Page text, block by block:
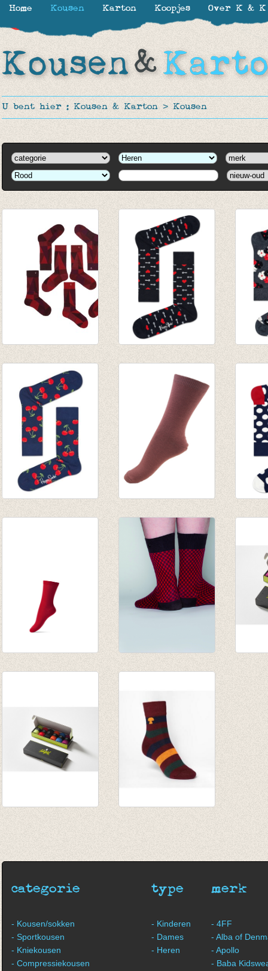
U bent hier : Kousen & Karton > Kousen
€ 32,50
€ 8,95
€ 3,95
categorie
- Kousen/sokken
- Sportkousen
- Kniekousen
- Compressiekousen
type
- Kinderen
- Dames
- Heren
merk
- 4FF
- Alba of
- Apollo
- Baba
Home Kousen Karton Koopjes Over K & K